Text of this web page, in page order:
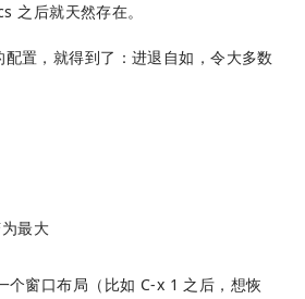
之后就天然存在。
置，就得到了：进退自如，令大多数
最大
个窗口布局（比如 C-x 1 之后，想恢